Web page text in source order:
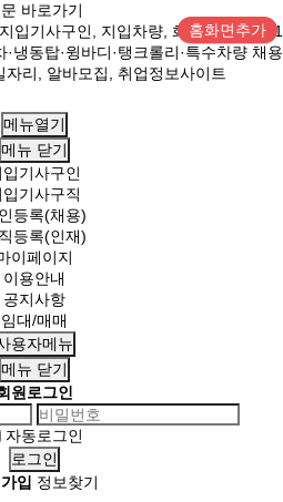
바로가기
홈화면추가
메뉴열기
메뉴 닫기
입기사구인
입기사구직
등록(채용)
등록(인재)
이페이지
이용안내
공지사항
임대/매매
용자메뉴
메뉴 닫기
원로그인
자동로그인
입 정보찾기